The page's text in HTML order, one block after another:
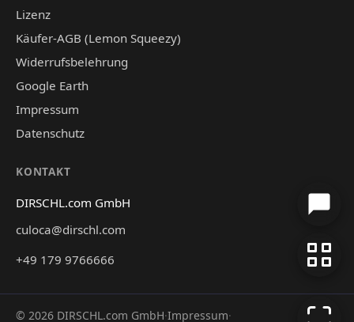
Lizenz
Käufer-AGB (Lemon Squeezy)
Widerrufsbelehrung
Google Earth
Impressum
Datenschutz
KONTAKT
DIRSCHL.com GmbH
culoca@dirschl.com
+49 179 9766666
© 2026 DIRSCHL.com GmbH·Impressum·